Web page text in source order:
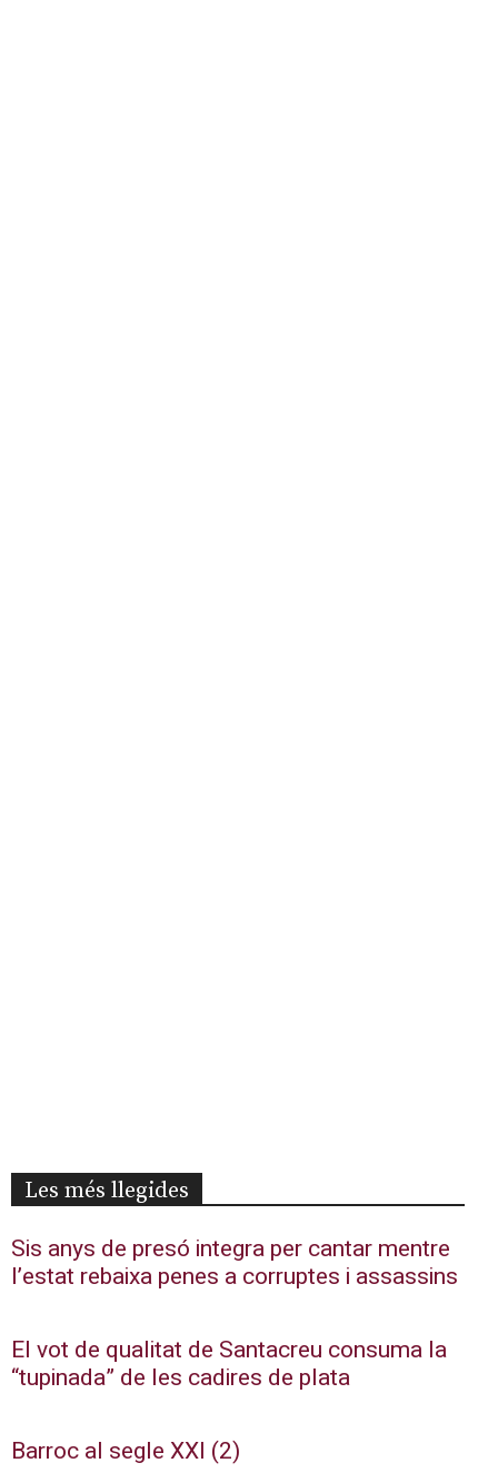
Les més llegides
Sis anys de presó integra per cantar mentre
l’estat rebaixa penes a corruptes i assassins
El vot de qualitat de Santacreu consuma la
“tupinada” de les cadires de plata
Barroc al segle XXI (2)